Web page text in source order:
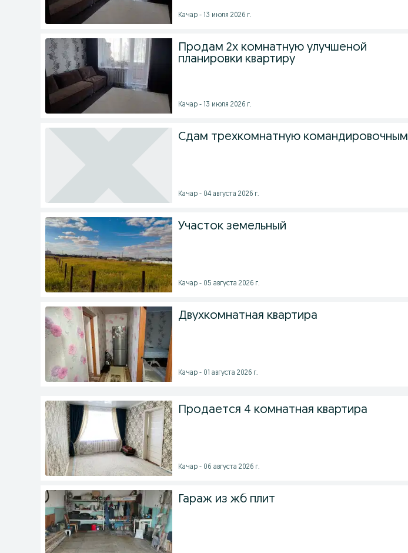
Качар - 13 июля 2026 г.
Продам 2х комнатную улучшеной
планировки квартиру
Качар - 13 июля 2026 г.
Сдам трехкомнатную командировочным
Качар - 04 августа 2026 г.
Участок земельный
Качар - 05 августа 2026 г.
Двухкомнатная квартира
Качар - 01 августа 2026 г.
Продается 4 комнатная квартира
Качар - 06 августа 2026 г.
Гараж из жб плит